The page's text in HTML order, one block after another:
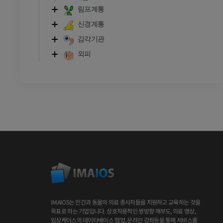
림프계통
신경계통
감각기관
외피
IMAIOS는 인간과 동물의 의료 종사자들을 지원하고 교육하는 것을
목표로 하는 기업입니다. 상호작용적인 쌍방향 해부도, 의료 영상,
임상케이스의 데이타베이스 협업, 온라인 강좌등을 통해 서비스를